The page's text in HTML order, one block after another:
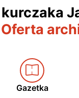
Oferta
Gazetka